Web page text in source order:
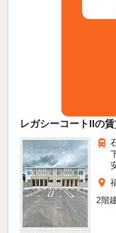
レガシーコートIIの
2階